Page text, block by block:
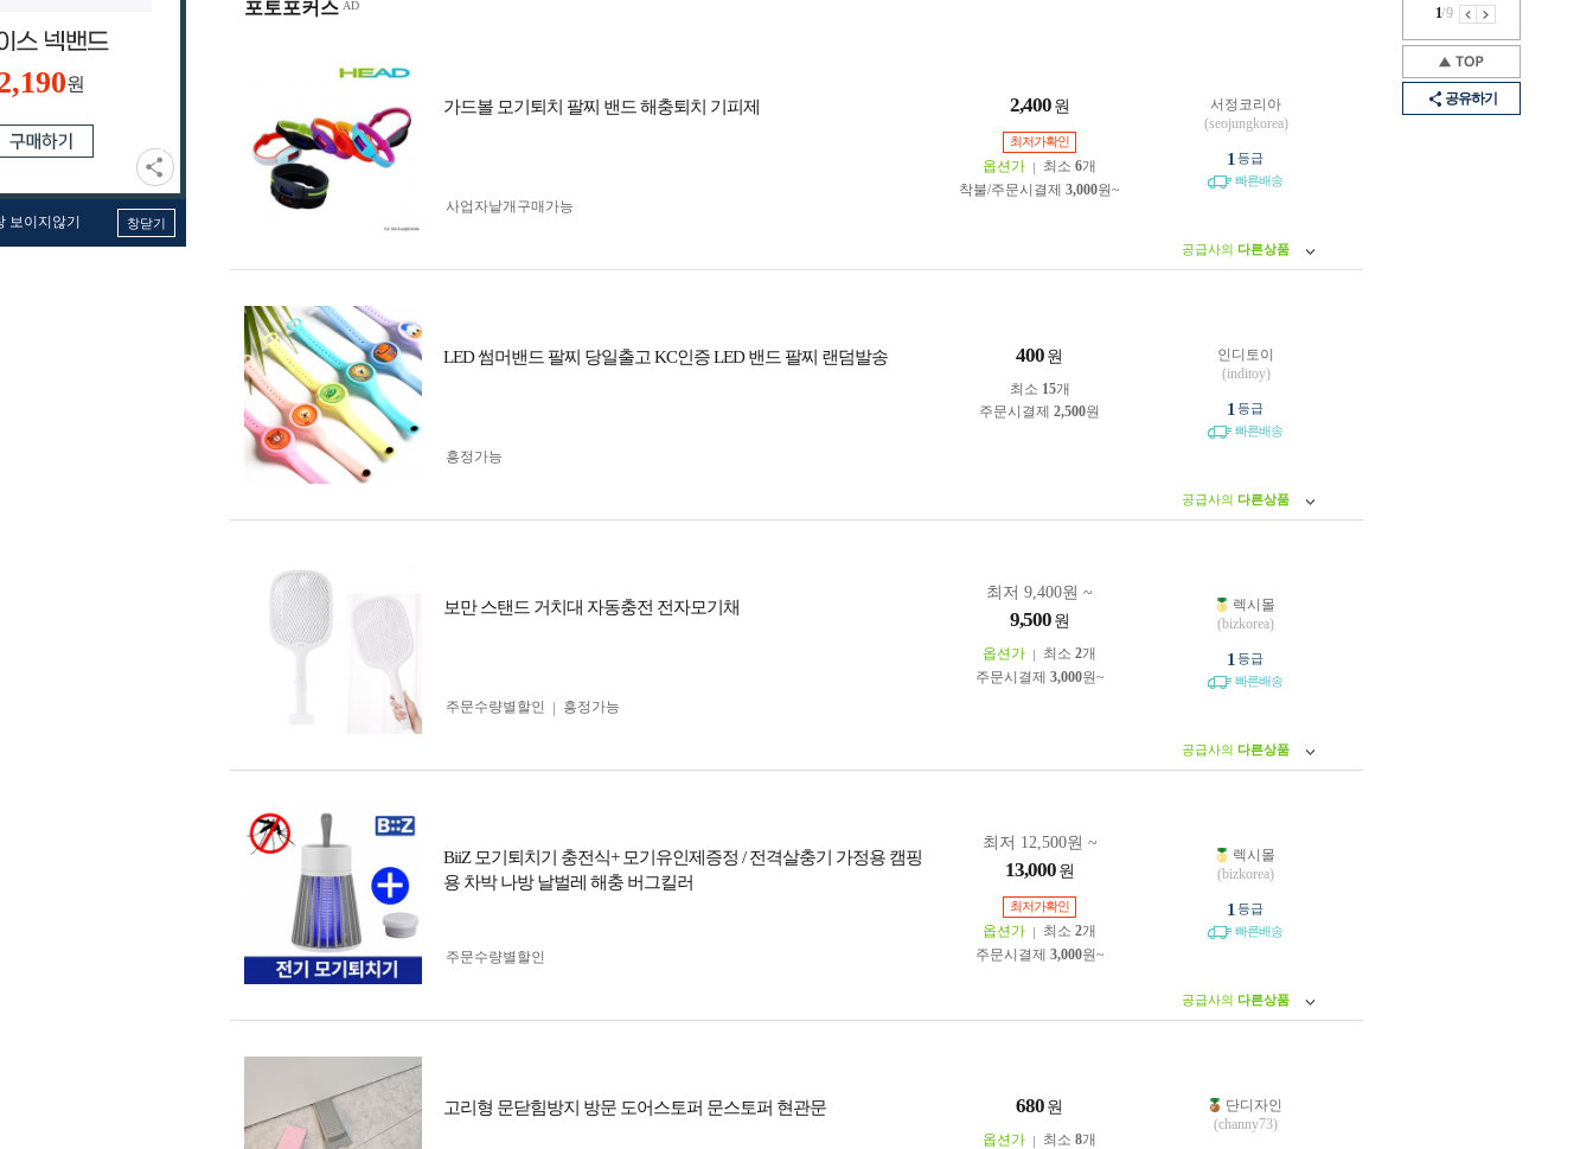
원
보이지않기 창닫기
1/9
공유하기
포토포커스
가드볼 모기퇴치 팔찌 밴드 해충퇴치 기피제 2,400 원
최저가확인
옵션가 최소 6개
착불/주문시결제 3,000원~
사업자 낱개구매가능
서정코리아
(seojungkorea)
1 등급
빠른배송
공급사의 다른상품
LED 썸머밴드 팔찌 당일출고 KC인증 LED 밴드 팔찌 랜덤발송 400 원
최소 15개
주문시결제 2,500원
흥정가능
인디토이
(inditoy)
1 등급
빠른배송
공급사의 다른상품
보만 스탠드 거치대 자동충전 전자모기채
최저 9,400원 ~
9,500 원
옵션가 최소 2개
주문시결제 3,000원~
주문수량별할인
흥정가능
렉시몰
(bizkorea)
1 등급
빠른배송
공급사의 다른상품
BiiZ 모기퇴치기 충전식+ 모기유인제증정 / 전격살충기 가정용 캠핑
용 차박 나방 날벌레 해충 버그킬러
최저 12,500원 ~
13,000 원
최저가확인
옵션가 최소 2개
주문시결제 3,000원~
주문수량별할인
렉시몰
(bizkorea)
1 등급
빠른배송
공급사의 다른상품
고리형 문닫힘방지 방문 도어스토퍼 문스토퍼 현관문 680 원
옵션가 최소 8개
단디자인
(channy73)